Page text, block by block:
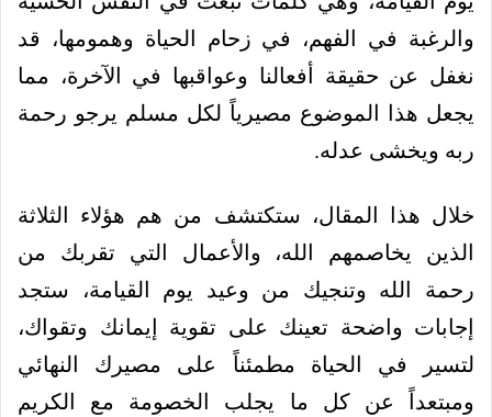
والرغبة في الفهم، في زحام الحياة وهمومها، قد
نغفل عن حقيقة أفعالنا وعواقبها في الآخرة، مما
يجعل هذا الموضوع مصيرياً لكل مسلم يرجو رحمة
ربه ويخشى عدله.
خلال هذا المقال، ستكتشف من هم هؤلاء الثلاثة
الذين يخاصمهم الله، والأعمال التي تقربك من
رحمة الله وتنجيك من وعيد يوم القيامة، ستجد
إجابات واضحة تعينك على تقوية إيمانك وتقواك،
لتسير في الحياة مطمئناً على مصيرك النهائي
ومبتعداً عن كل ما يجلب الخصومة مع الكريم